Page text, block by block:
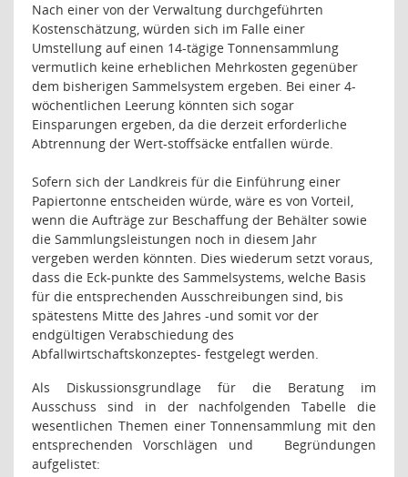
Nach einer von der Verwaltung durchgeführten
Kostenschätzung, würden sich im Falle einer
Umstellung auf einen 14-tägige Tonnensammlung
vermutlich keine erheblichen Mehrkosten gegenüber
dem bisherigen Sammelsystem ergeben. Bei einer 4-
wöchentlichen Leerung könnten sich sogar
Einsparungen ergeben, da die derzeit erforderliche
Abtrennung der Wert-stoffsäcke entfallen würde.
Sofern sich der Landkreis für die Einführung einer
Papiertonne entscheiden würde, wäre es von Vorteil,
wenn die Aufträge zur Beschaffung der Behälter sowie
die Sammlungsleistungen noch in diesem Jahr
vergeben werden könnten. Dies wiederum setzt voraus,
dass die Eck-punkte des Sammelsystems, welche Basis
für die entsprechenden Ausschreibungen sind, bis
spätestens Mitte des Jahres -und somit vor der
endgültigen Verabschiedung des
Abfallwirtschaftskonzeptes- festgelegt werden.
Als Diskussionsgrundlage für die Beratung im
Ausschuss sind in der nachfolgenden Tabelle die
wesentlichen Themen einer Tonnensammlung mit den
entsprechenden Vorschlägen und
Begründungen
aufgelistet: